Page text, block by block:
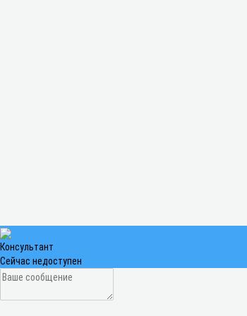
Консультант
Сейчас недоступен